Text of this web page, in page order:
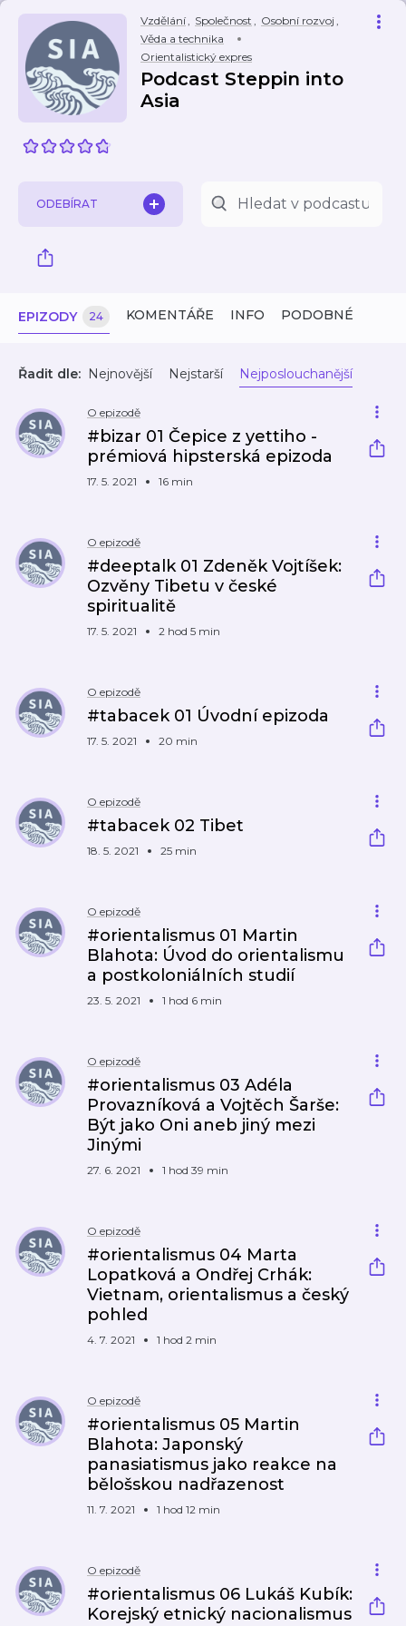
Vzdělání, Společnost , Osobní rozvoj ,
Věda a technika
Orientalistický expres
Podcast Steppin into
Asia
ODEBÍRAT
EPIZODY 24 KOMENTÁŘE INFO PODOBNÉ
Řadit dle: Nejnovější Nejstarší Nejposlouchanější
O epizodě
#bizar 01 Čepice z yettiho -
prémiová hipsterská epizoda
17. 5. 2021 16 min
O epizodě
#deeptalk 01 Zdeněk Vojtíšek:
Ozvěny Tibetu v české
spiritualitě
17. 5. 2021 2 hod 5 min
O epizodě
#tabacek 01 Úvodní epizoda
17. 5. 2021 20 min
O epizodě
#tabacek 02 Tibet
18. 5. 2021 25 min
O epizodě
#orientalismus 01 Martin
Blahota: Úvod do orientalismu
a postkoloniálních studií
23. 5. 2021 1 hod 6 min
O epizodě
#orientalismus 03 Adéla
Provazníková a Vojtěch Šarše:
Být jako Oni aneb jiný mezi
Jinými
27. 6. 2021 1 hod 39 min
O epizodě
#orientalismus 04 Marta
Lopatková a Ondřej Crhák:
Vietnam, orientalismus a český
pohled
4. 7. 2021 1 hod 2 min
O epizodě
#orientalismus 05 Martin
Blahota: Japonský
panasiatismus jako reakce na
bělošskou nadřazenost
11. 7. 2021 1 hod 12 min
O epizodě
#orientalismus 06 Lukáš Kubík:
Korejský etnický nacionalismus